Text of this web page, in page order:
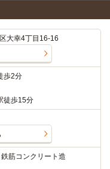
大幸4丁目16-16
歩2分
徒歩15分
鉄筋コンクリート造